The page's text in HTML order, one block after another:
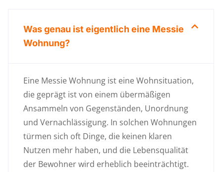
Was genau ist eigentlich eine Messie
Wohnung?
Eine Messie Wohnung ist eine Wohnsituation,
die geprägt ist von einem übermäßigen
Ansammeln von Gegenständen, Unordnung
und Vernachlässigung. In solchen Wohnungen
türmen sich oft Dinge, die keinen klaren
Nutzen mehr haben, und die Lebensqualität
der Bewohner wird erheblich beeinträchtigt.